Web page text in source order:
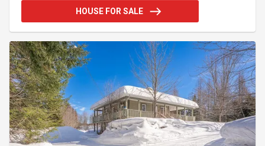
l'endroit idéal pour les BBQ, les repas en famille ou
les soirées entre amis. Grand garage détaché isolé
tranquillité avec, en prime, une remise pratique
offrant un espac
HOUSE FOR SALE